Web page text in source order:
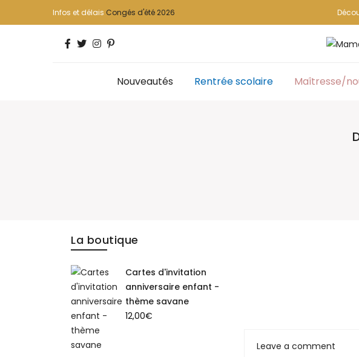
Infos et délais Congés d'été 2026
Nouveautés Rentrée scolaire Maîtresse/
Leave a comment
La boutique
Cartes d'invitation
anniversaire enfant -
thème savane
12,00€